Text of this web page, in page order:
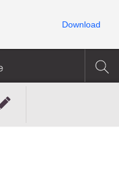
Download